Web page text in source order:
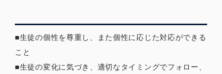
■生徒の個性を尊重し、また個性に応じた対応ができる
こと
■生徒の変化に気づき、適切なタイミングでフォロー、